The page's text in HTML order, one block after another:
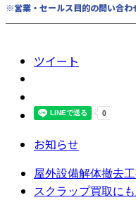
※営業・セールス目的の問い合わ
ツイート
お知らせ
屋外設備解体撤去
スクラップ買取に